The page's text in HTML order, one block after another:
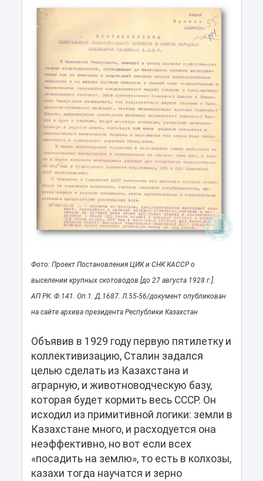
Фото: Проект Постановления ЦИК и СНК КАССР о
выселении крупных скотоводов [до 27 августа 1928 г.].
АП РК. Ф.141. Оп.1. Д.1687. Л.55-56/документ опубликован
на сайте архива президента Республики Казахстан
Объявив в 1929 году первую пятилетку и
коллективизацию, Сталин задался
целью сделать из Казахстана и
аграрную, и животноводческую базу,
которая будет кормить весь СССР. Он
исходил из примитивной логики: земли в
Казахстане много, и расходуется она
неэффективно, но вот если всех
«посадить на землю», то есть в колхозы,
казахи тогда научатся и зерно